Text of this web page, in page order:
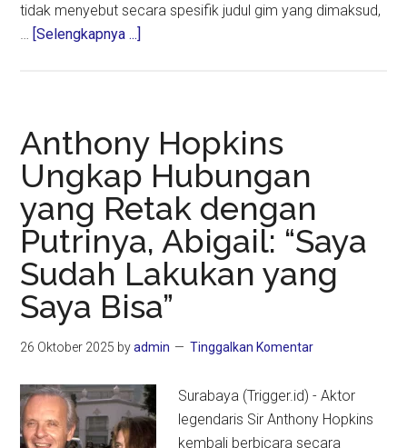
tidak menyebut secara spesifik judul gim yang dimaksud,
… [Selengkapnya ...]
Online
Disusupi
Jaringan
Teroris,
Orang
Tua
Diimbau
Waspada
Anthony Hopkins
Ungkap Hubungan
yang Retak dengan
Putrinya, Abigail: “Saya
Sudah Lakukan yang
Saya Bisa”
26 Oktober 2025 byadmin Tinggalkan Komentar
Surabaya (Trigger.id) - Aktor
legendaris Sir Anthony Hopkins
kembali berbicara secara